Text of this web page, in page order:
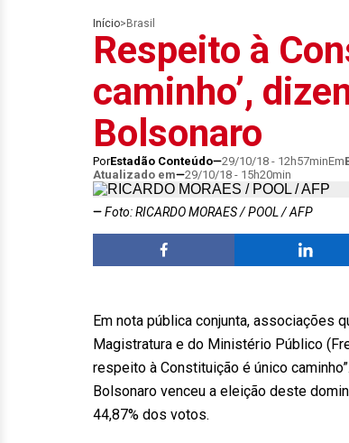
Início> Brasil
Respeito à
caminho’,
Bolsonaro
PorEstadão Conteúdo 29/10/18 - 12h57minEm
Atualizado em
29/10/18 - 15h20min
Foto: RICARDO MORAES / POOL / AFP
Em nota pública conjunta, associações
Magistratura e do Ministério Público
respeito à Constituição é único
Bolsonaro venceu a eleição deste
44,87% dos votos.